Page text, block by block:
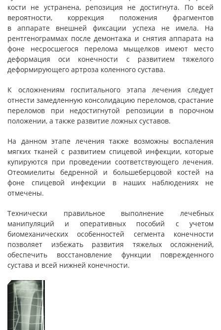
кости не устранена, репозиция не достигнута. По всей
вероятности, коррекция положения фрагментов
в аппарате внешней фиксации успеха не имела. На
рентгенограммах после демонтажа и снятия аппарата на
фоне несросшегося перелома мыщелков имеют место
деформация оси конечности с развитием тяжелого
деформирующего артроза коленного сустава.
К осложнениям госпитального этапа лечения следует
отнести замедленную консолидацию переломов, срастание
переломов при недостигнутой репозиции в порочном
положении, а также развитие ложных суставов.
На данном этапе лечения также возможны воспаления
мягких тканей с развитием спицевой инфекции, которые
купируются при проведении соответствующего лечения.
Отеомиелиты бедренной и большеберцовой костей на
фоне спицевой инфекции в наших наблюдениях не
отмечены.
Технически правильное выполнение лечебных
манипуляций и оперативных пособий с учетом
биомеханических особенностей сегмента конечности
позволяет избежать развития тяжелых осложнений,
обеспечить восстановление функции поврежденного
сустава и всей нижней конечности.